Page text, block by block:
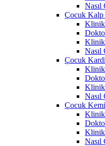
Çocuk Kalp
Klinik
Çocuk
Klinik
Çocuk
Klinik